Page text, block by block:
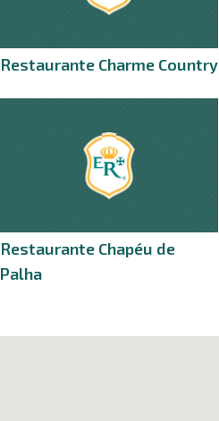
Restaurante Charme Country
Restaurante Chapéu de
Palha